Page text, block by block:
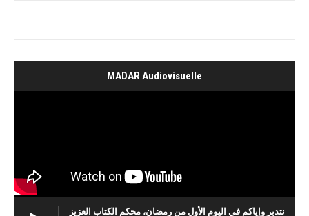
MADAR Audiovisuelle
نتدبر وإياكم في اليوم الأول من رمضان، محكم الكتاب العزيز